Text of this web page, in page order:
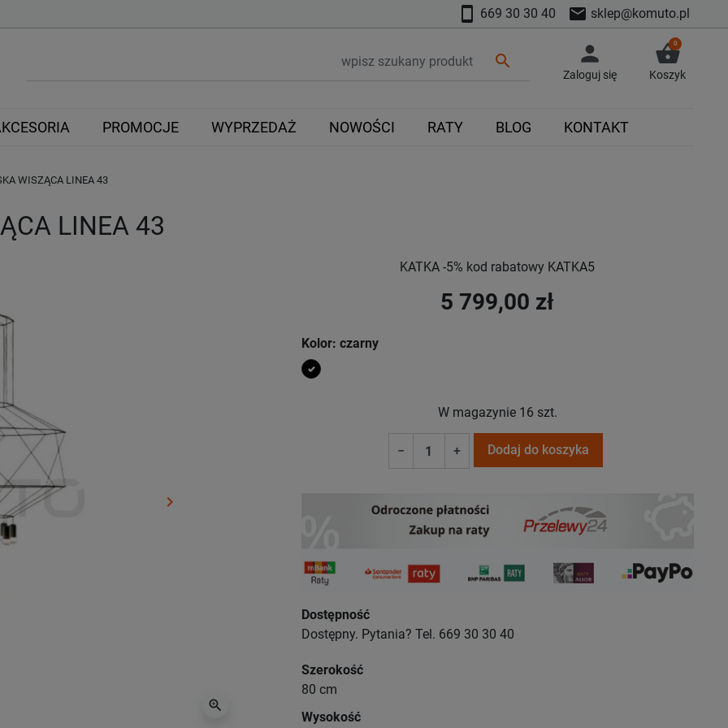
smartphone 669 30 30 40 mail sklep@komuto.pl
search person
Zaloguj się
shopping_basket
0
Koszyk
PROMOCJE WYPRZEDAŻ NOWOŚCI RATY BLOG KONTAKT
WISZĄCA LINEA 43
LINEA 43
Następny
keyboard_arrow_right
zoom_in
KATKA -5% kod rabatowy KATKA5
5 799,00 zł
Kolor: czarny
czarny
W magazynie 16 szt.
− + Dodaj do koszyka
Dostępność
Dostępny. Pytania? Tel. 669 30 30 40
Szerokość
80 cm
Wysokość